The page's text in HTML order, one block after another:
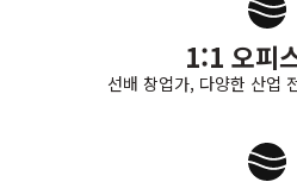
1:1 오피
선배 창업가, 다양한 산업